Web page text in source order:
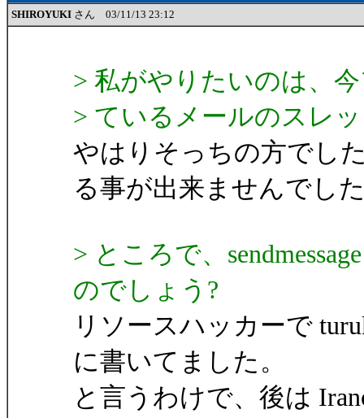
SHIROYUKI さん 03/11/13 23:12
> 私がやりたいのは、
> ているメールのスレ
やはりそっちの方でし
る事が出来ませんでし
> ところで、
のでしょう?
リソースハッカーで
に書いてました。
と言うわけで、後は